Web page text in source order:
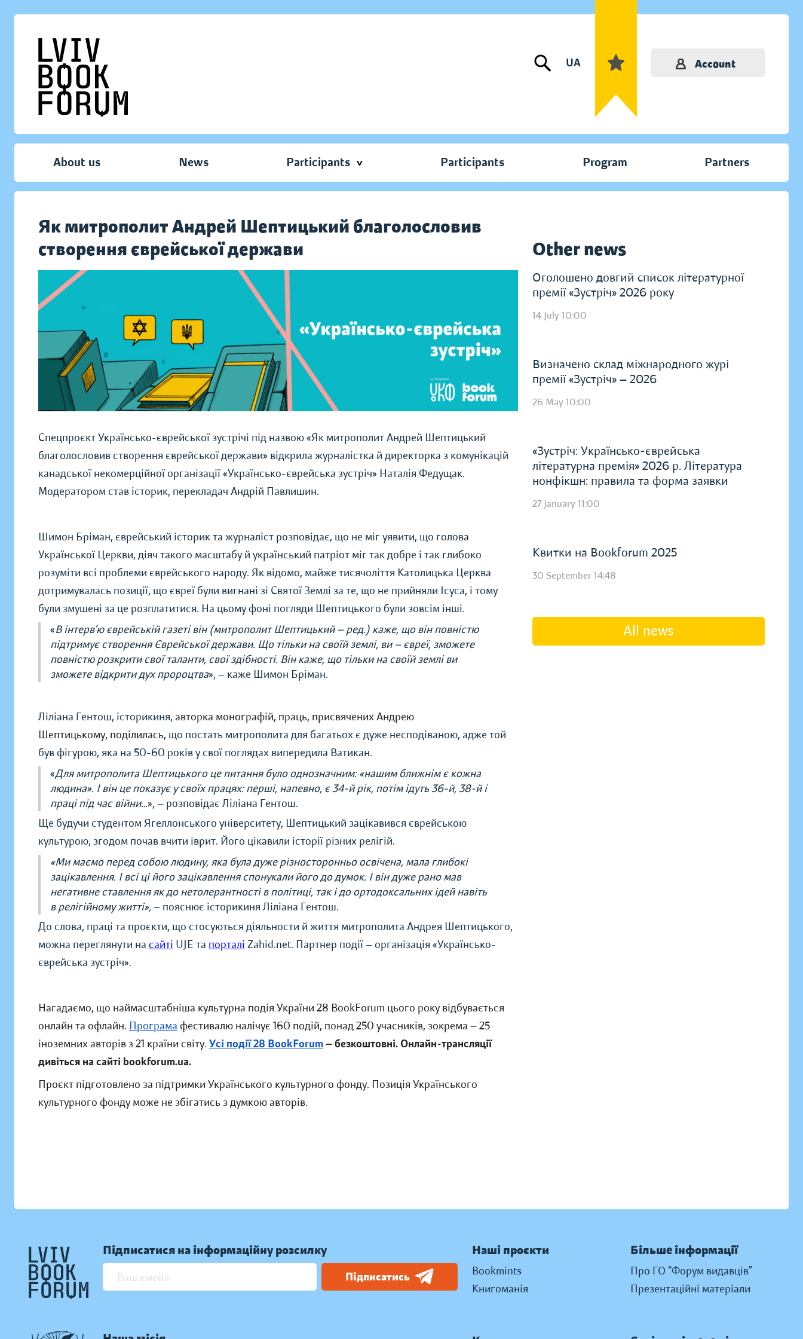
UA Account
About us News Participants Participants Program Partners
Як митрополит Андрей Шептицький благолословив
створення єврейської держави
Other news
Спецпроєкт Українсько-єврейської зустрічі під назвою «Як митрополит Андрей Шептицький
благолословив створення єврейської держави» відкрила журналістка й директорка з комунікацій
канадської некомерційної організації «Українсько-єврейська зустріч» Наталія Федущак.
Модератором став історик, перекладач Андрій Павлишин.
Шимон Бріман, єврейський історик та журналіст розповідає, що не міг уявити, що голова
Української Церкви, діяч такого масштабу й український патріот міг так добре і так глибоко
розуміти всі проблеми єврейського народу. Як відомо, майже тисячоліття Католицька Церква
дотримувалась позиції, що євреї були вигнані зі Святої Землі за те, що не прийняли Ісуса, і тому
були змушені за це розплатитися. На цьому фоні погляди Шептицького були зовсім інші.
«В інтерв’ю єврейській газеті він (митрополит Шептицький — ред.) каже, що він повністю
підтримує створення Єврейської держави. Що тільки на своїй землі, ви — євреї, зможете
повністю розкрити свої таланти, свої здібності. Він каже, що тільки на своїй землі ви
зможете відкрити дух пророцтва», — каже Шимон Бріман.
Ліліана Гентош, історикиня, авторка монографій, праць, присвячених Андрею
Шептицькому, поділилась, що постать митрополита для багатьох є дуже несподіваною, адже той
був фігурою, яка на 50-60 років у свої поглядах випередила Ватикан.
«Для митрополита Шептицького це питання було однозначним: «нашим ближнім є кожна
людина». І він це показує у своїх працях: перші, напевно, є 34-й рік, потім ідуть 36-й, 38-й і
праці під час війни…», — розповідає Ліліана Гентош.
Ще будучи студентом Ягеллонського університету, Шептицький зацікавився єврейською
культурою, згодом почав вчити іврит. Його цікавили історії різних релігій.
«Ми маємо перед собою людину, яка була дуже різносторонньо освічена, мала глибокі
зацікавлення. І всі ці його зацікавлення спонукали його до думок. І він дуже рано мав
негативне ставлення як до нетолерантності в політиці, так і до ортодоксальних ідей навіть
в релігійному житті»,— пояснює історикиня Ліліана Гентош.
До слова, праці та проєкти, що стосуються діяльности й життя митрополита Андрея Шептицького,
можна переглянути на сайті UJE та порталі Zahid.net. Партнер події— організація «Українсько-
єврейська зустріч».
Нагадаємо, що наймасштабніша культурна подія України 28 BookForum цього року відбувається
онлайн та офлайн. Програма фестивалю налічує 160 подій, понад 250 учасників, зокрема —25
іноземних авторів з 21 країни світу. Усі події 28 BookForum— безкоштовні. Онлайн-трансляції
дивіться на сайті bookforum.ua.
Проєкт підготовлено за підтримки Українського культурного фонду. Позиція Українського
культурного фонду може не збігатись з думкою авторів.
Оголошено довгий список літературної
премії «Зустріч» 2026 року
14 July 10:00
Визначено склад міжнародного журі
премії «Зустріч» — 2026
26 May 10:00
«Зустріч: Українсько-єврейська
літературна премія» 2026 р. Література
нонфікшн: правила та форма заявки
27 January 11:00
Квитки на Bookforum 2025
30 September 14:48
All news
Підписатися на інформаційну розсилку
Підписатись
Наші проєкти
Bookmints
Книгоманія
Більше інформації
Про ГО “Форум видавців”
Презентаційні матеріали